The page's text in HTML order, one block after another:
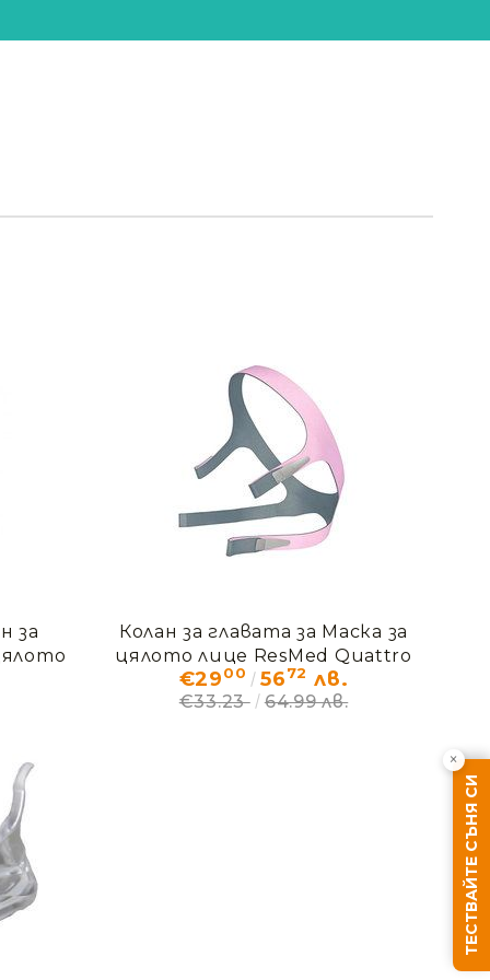
Ние ще се свържем с вас в рамките на работния
за
FX
Колан за главата за Маска за
цялото лице ResMed Quattro
FX - за Нея
€2900 5672 лв.
€33.23 64.99 лв.
ТЕСТВАЙТЕ СЪНЯ СИ
×